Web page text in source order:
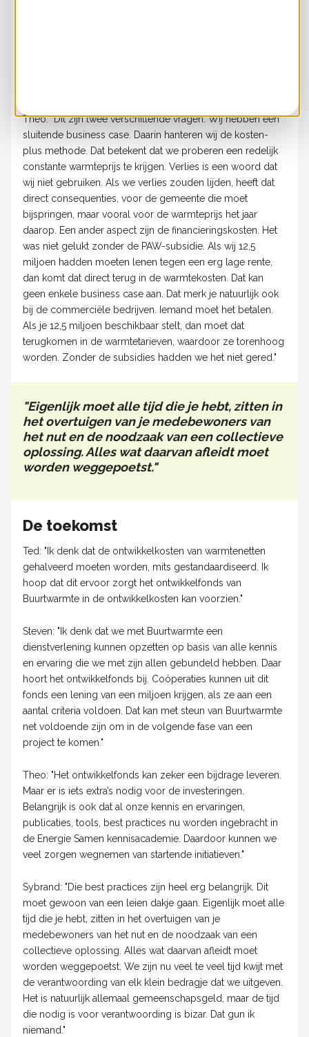
Theo: "Dit zijn twee verschillende vragen. Wij hebben een
sluitende business case. Daarin hanteren wij de kosten-
plus methode. Dat betekent dat we proberen een redelijk
constante warmteprijs te krijgen. Verlies is een woord dat
wij niet gebruiken. Als we verlies zouden lijden, heeft dat
direct consequenties, voor de gemeente die moet
bijspringen, maar vooral voor de warmteprijs het jaar
daarop. Een ander aspect zijn de financieringskosten. Het
was niet gelukt zonder de PAW-subsidie. Als wij 12,5
miljoen hadden moeten lenen tegen een erg lage rente,
dan komt dat direct terug in de warmtekosten. Dat kan
geen enkele business case aan. Dat merk je natuurlijk ook
bij de commerciële bedrijven. Iemand moet het betalen.
Als je 12,5 miljoen beschikbaar stelt, dan moet dat
terugkomen in de warmtetarieven, waardoor ze torenhoog
worden. Zonder de subsidies hadden we het niet gered."
"Eigenlijk moet alle tijd die je hebt, zitten in
het overtuigen van je medebewoners van
het nut en de noodzaak van een collectieve
oplossing. Alles wat daarvan afleidt moet
worden weggepoetst."
De toekomst
Ted: "Ik denk dat de ontwikkelkosten van warmtenetten
gehalveerd moeten worden, mits gestandaardiseerd. Ik
hoop dat dit ervoor zorgt het ontwikkelfonds van
Buurtwarmte in de ontwikkelkosten kan voorzien."
Steven: "Ik denk dat we met Buurtwarmte een
dienstverlening kunnen opzetten op basis van alle kennis
en ervaring die we met zijn allen gebundeld hebben. Daar
hoort het ontwikkelfonds bij. Coöperaties kunnen uit dit
fonds een lening van een miljoen krijgen, als ze aan een
aantal criteria voldoen. Dat kan met steun van Buurtwarmte
net voldoende zijn om in de volgende fase van een
project te komen."
Theo: "Het ontwikkelfonds kan zeker een bijdrage leveren.
Maar er is iets extra’s nodig voor de investeringen.
Belangrijk is ook dat al onze kennis en ervaringen,
publicaties, tools, best practices nu worden ingebracht in
de Energie Samen kennisacademie. Daardoor kunnen we
veel zorgen wegnemen van startende initiatieven."
Sybrand: "Die best practices zijn heel erg belangrijk. Dit
moet gewoon van een leien dakje gaan. Eigenlijk moet alle
tijd die je hebt, zitten in het overtuigen van je
medebewoners van het nut en de noodzaak van een
collectieve oplossing. Alles wat daarvan afleidt moet
worden weggepoetst. We zijn nu veel te veel tijd kwijt met
de verantwoording van elk klein bedragje dat we uitgeven.
Het is natuurlijk allemaal gemeenschapsgeld, maar de tijd
die nodig is voor verantwoording is bizar. Dat gun ik
niemand."